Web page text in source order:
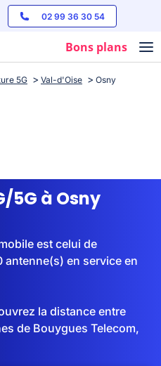
02 99 36 30 54
Bons plans
5G Val-d'Oise Osny
5G à Osny
est celui de
antenne(s) en service en
la distance entre
de Bouygues Telecom,